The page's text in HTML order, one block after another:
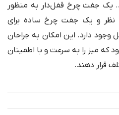
یک جفت چرخ قفل‌دار به منظور
نظر و یک جفت چرخ ساده برای
وجود دارد. این امکان به جراحان
که میز را به سرعت و با اطمینان
قرار دهند.